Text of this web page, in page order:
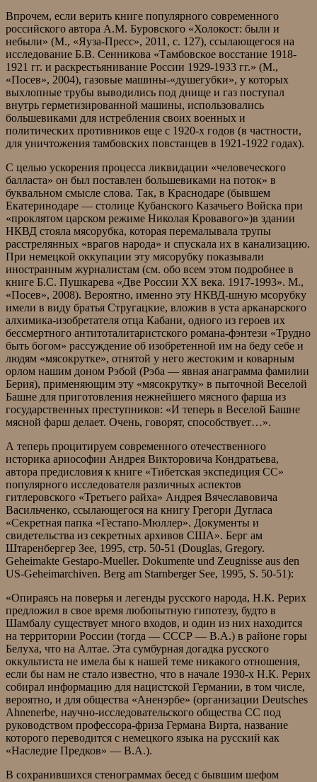
Впрочем, если верить книге популярного современного
российского автора А.М. Буровского «Холокост: были и
небыли» (М., «Яуза-Пресс», 2011, с. 127), ссылающегося на
исследование Б.В. Сенникова «Тамбовское восстание 1918-
1921 гг. и раскрестьянивание России 1929-1933 гг.» (М.,
«Посев», 2004), газовые машины-«душегубки», у которых
выхлопные трубы выводились под днище и газ поступал
внутрь герметизированной машины, использовались
большевиками для истребления своих военных и
политических противников еще с 1920-х годов (в частности,
для уничтожения тамбовских повстанцев в 1921-1922 годах).
С целью ускорения процесса ликвидации «человеческого
балласта» он был поставлен большевиками на поток» в
буквальном смысле слова. Так, в Краснодаре (бывшем
Екатеринодаре — столице Кубанского Казачьего Войска при
«проклятом царском режиме Николая Кровавого»)в здании
НКВД стояла мясорубка, которая перемалывала трупы
расстрелянных «врагов народа» и спускала их в канализацию.
При немецкой оккупации эту мясорубку показывали
иностранным журналистам (см. обо всем этом подробнее в
книге Б.С. Пушкарева «Две России ХХ века. 1917-1993». М.,
«Посев», 2008). Вероятно, именно эту НКВД-шную мсорубку
имели в виду братья Стругацкие, вложив в уста арканарского
алхимика-изобретателя отца Кабани, одного из героев их
бессмертного антитоталитаристского романа-фэнтези «Трудно
быть богом» рассуждение об изобретенной им на беду себе и
людям «мясокрутке», отнятой у него жестоким и коварным
орлом нашим доном Рэбой (Рэба — явная анаграмма фамилии
Берия), применяющим эту «мясокрутку» в пыточной Веселой
Башне для приготовления нежнейшего мясного фарша из
государственных преступников: «И теперь в Веселой Башне
мясной фарш делает. Очень, говорят, способствует…».
А теперь процитируем современного отечественного
историка ариософии Андрея Викторовича Кондратьева,
автора предисловия к книге «Тибетская экспедиция СС»
популярного исследователя различных аспектов
гитлеровского «Третьего райха» Андрея Вячеславовича
Васильченко, ссылающегося на книгу Грегори Дугласа
«Секретная папка «Гестапо-Мюллер». Документы и
свидетельства из секретных архивов США». Берг ам
Штаренбергер Зее, 1995, стр. 50-51 (Douglas, Gregory.
Geheimakte Gestapo-Mueller. Dokumente und Zеugnisse aus den
US-Geheimarchiven. Berg am Starnberger See, 1995, S. 50-51):
«Опираясь на поверья и легенды русского народа, Н.К. Рерих
предложил в свое время любопытную гипотезу, будто в
Шамбалу существует много входов, и один из них находится
на территории России (тогда — СССР — В.А.) в районе горы
Белуха, что на Алтае. Эта сумбурная догадка русского
оккультиста не имела бы к нашей теме никакого отношения,
если бы нам не стало известно, что в начале 1930-х Н.К. Рерих
собирал информацию для нацистской Германии, в том числе,
вероятно, и для общества «Аненэрбе» (организации Deutsches
Ahnenerbe, научно-исследовательского общества СС под
руководством профессора-фриза Германа Вирта, название
которого переводится с немецкого языка на русский как
«Наследие Предков» — В.А.).
В сохранившихся стенограммах бесед с бывшим шефом